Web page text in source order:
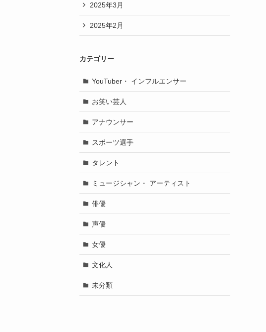
2025年3月
2025年2月
カテゴリー
YouTuber・ インフルエンサー
お笑い芸人
アナウンサー
スポーツ選手
タレント
ミュージシャン・ アーティスト
俳優
声優
女優
文化人
未分類